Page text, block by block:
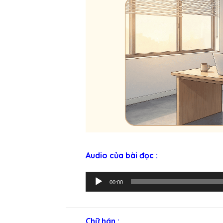
Audio của bài đọc :
r
ì
n
00:00